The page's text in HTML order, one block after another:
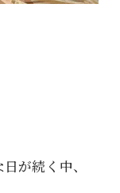
が続く中、